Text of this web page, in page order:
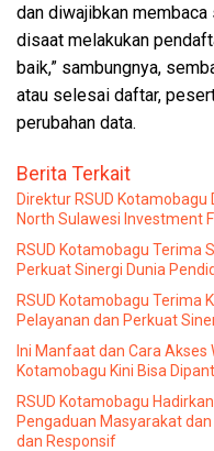
dan diwajibkan
disaat melakukan
baik,” sambungnya,
atau selesai daftar,
perubahan data.
Berita Terkait
Direktur RSUD Kotamobagu
North Sulawesi Investment
RSUD Kotamobagu Terima
Perkuat Sinergi Dunia
RSUD Kotamobagu Terima
Pelayanan dan Perkuat
Ini Manfaat dan Cara Akses
Kotamobagu Kini Bisa
RSUD Kotamobagu
Pengaduan Masyarakat
dan Responsif